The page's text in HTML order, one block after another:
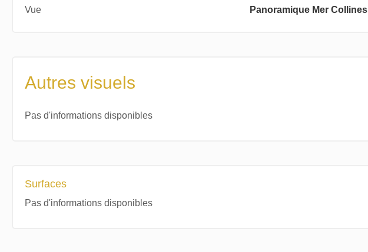
Vue Panoramique Mer Collines
Autres visuels
Pas d'informations disponibles
Surfaces
Pas d'informations disponibles